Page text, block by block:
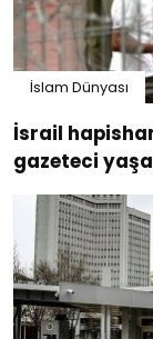
İslam Dünyası
İsrail
gazeteci